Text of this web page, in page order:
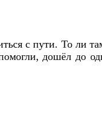
с пути. То ли
дошёл до